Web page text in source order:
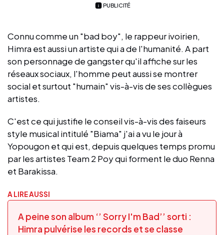
PUBLICITÉ
Connu comme un "bad boy", le rappeur ivoirien,
Himra est aussi un artiste qui a de l'humanité. A part
son personnage de gangster qu'il affiche sur les
réseaux sociaux, l'homme peut aussi se montrer
social et surtout "humain" vis-à-vis de ses collègues
artistes.
C'est ce qui justifie le conseil vis-à-vis des faiseurs
style musical intitulé "Biama" j'ai a vu le jour à
Yopougon et qui est, depuis quelques temps promu
par les artistes Team 2 Poy qui forment le duo Renna
et Barakissa.
A LIRE AUSSI
A peine son album ‘’ Sorry I'm Bad’’ sorti :
Himra pulvérise les records et se classe